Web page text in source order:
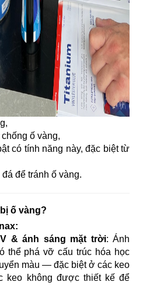
ố vàng,
có tính năng này, đặc biệt từ
để tránh ố vàng.
ố vàng?
& ánh sáng mặt trời: Ánh
thể phá vỡ cấu trúc hóa học
màu — đặc biệt ở các keo
keo không được thiết kế để